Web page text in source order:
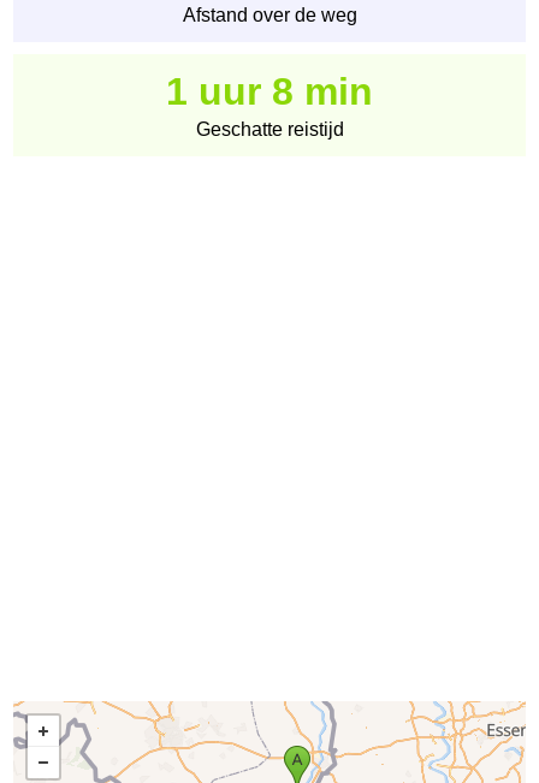
Afstand over de weg
1 uur 8 min
Geschatte reistijd